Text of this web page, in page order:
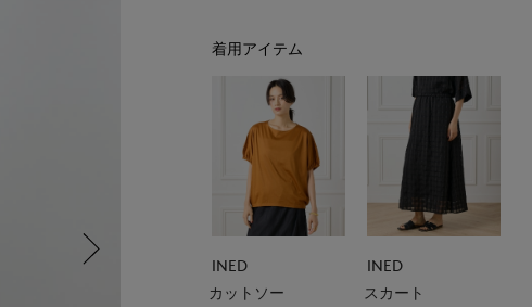
着用アイテム
INED
カットソー
INED
スカート